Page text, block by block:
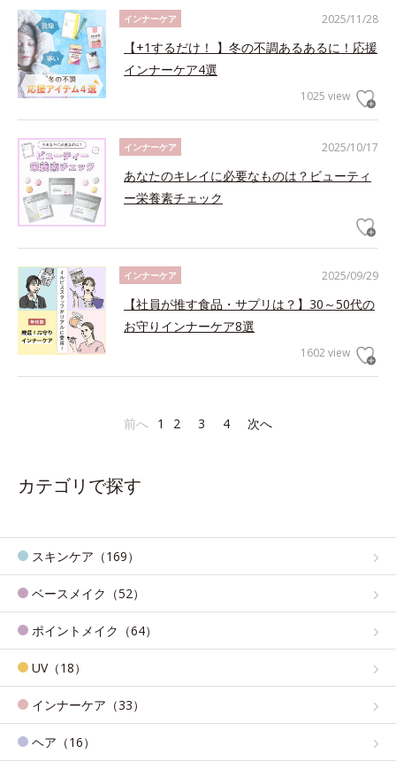
2025/11/28
インナーケア
【+1するだけ！ 】冬の不調あるあるに！応援
インナーケア4選
1025 view
2025/10/17
インナーケア
あなたのキレイに必要なものは？ビューティ
ー栄養素チェック
2025/09/29
インナーケア
【社員が推す食品・サプリは？】30～50代の
お守りインナーケア8選
1602 view
前へ 1 2 3 4 次へ
カテゴリで探す
スキンケア（169）
ベースメイク（52）
ポイントメイク（64）
UV（18）
インナーケア（33）
ヘア（16）